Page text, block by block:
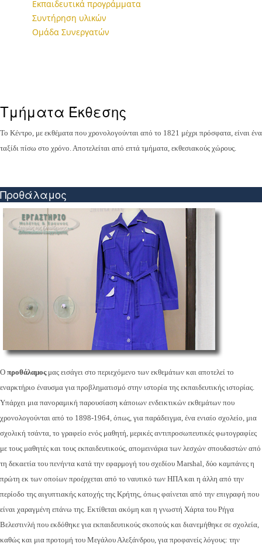
Εκπαιδευτικά προγράμματα
Συντήρηση υλικών
Ομάδα Συνεργατών
Τμήματα Έκθεσης
Το Κέντρο, με εκθέματα που χρονολογούνται από το 1821 μέχρι πρόσφατα, είναι ένα
ταξίδι πίσω στο χρόνο. Αποτελείται από επτά τμήματα, εκθεσιακούς χώρους.
Προθάλαμος
Ο προθάλαμος μας εισάγει στο περιεχόμενο των εκθεμάτων και αποτελεί το
εναρκτήριο έναυσμα για προβληματισμό στην ιστορία της εκπαιδευτικής ιστορίας.
Υπάρχει μια πανοραμική παρουσίαση κάποιων ενδεικτικών εκθεμάτων που
χρονολογούνται από το 1898-1964, όπως, για παράδειγμα, ένα ενιαίο σχολείο, μια
σχολική τσάντα, το γραφείο ενός μαθητή, μερικές αντιπροσωπευτικές φωτογραφίες
με τους μαθητές και τους εκπαιδευτικούς, απομεινάρια των λεσχών σπουδαστών από
τη δεκαετία του πενήντα κατά την εφαρμογή του σχεδίου Marshal, δύο καμπάνες η
πρώτη εκ των οποίων προέρχεται από το ναυτικό των ΗΠΑ και η άλλη από την
περίοδο της αιγυπτιακής κατοχής της Κρήτης, όπως φαίνεται από την επιγραφή που
είναι χαραγμένη επάνω της. Εκτίθεται ακόμη και η γνωστή Χάρτα του Ρήγα
Βελεστινλή που εκδόθηκε για εκπαιδευτικούς σκοπούς και διανεμήθηκε σε σχολεία,
καθώς και μια προτομή του Μεγάλου Αλεξάνδρου, για προφανείς λόγους: την